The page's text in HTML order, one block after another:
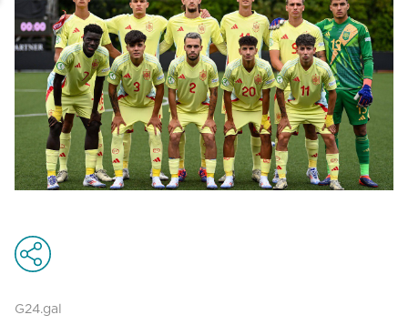
G24.gal